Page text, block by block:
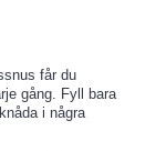
får du
gång. Fyll bara
i några